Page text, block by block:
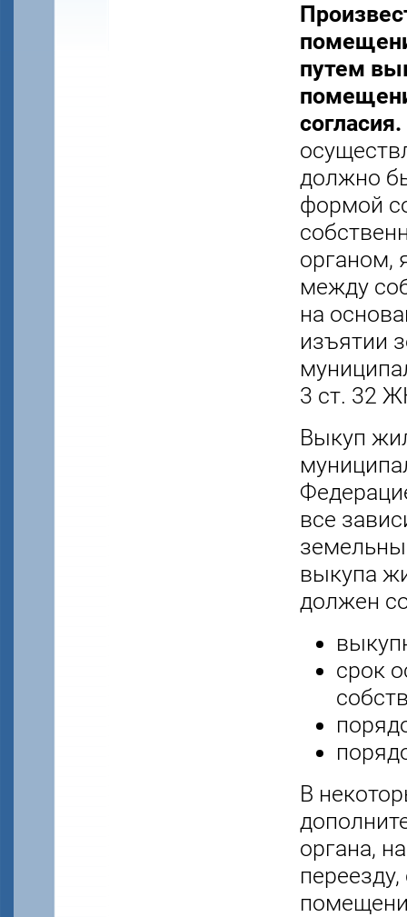
путем
согласия.
должно
формой
органом,
между
на
изъятии
3 ст. 32
Выкуп
все
выкупа
должен
срок
В
органа,